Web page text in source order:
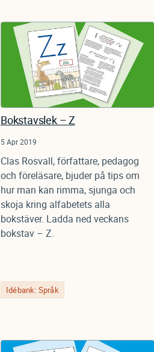
Bokstavslek – Z
5 Apr 2019
Clas Rosvall, författare, pedagog
och föreläsare, bjuder på tips om
hur man kan rimma, sjunga och
skoja kring alfabetets alla
bokstäver. Ladda ned veckans
bokstav – Z.
Idébank: Språk